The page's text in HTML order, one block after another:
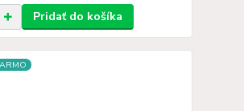
Pridať do košíka